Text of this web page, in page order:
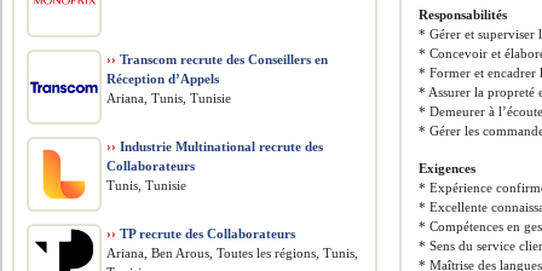
Responsabilités
* Gérer et superviser
* Concevoir et
* Former et encadrer
* Assurer la propreté
* Demeurer à
* Gérer les
Exigences
* Expérience
* Excellente
* Compétences en
* Sens du service
* Maîtrise des
›› Transcom recrute des Conseillers en
Réception d’Appels
Ariana, Tunis, Tunisie
›› Industrie Multinational recrute des
Collaborateurs
Tunis, Tunisie
›› TP recrute des Collaborateurs
Ariana, Ben Arous, Toutes les régions, Tunis,